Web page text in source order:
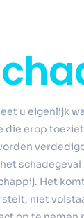
u eigenlijk
die erop
Het
niet